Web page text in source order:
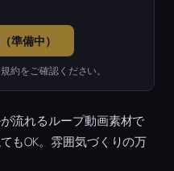
準備中）
約をご確認ください。
流れるループ動画素材で
もOK。雰囲気づくりの万